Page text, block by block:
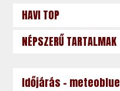
HAVI TOP
NÉPSZERŰ TARTALMAK
Időjárás - meteoblue